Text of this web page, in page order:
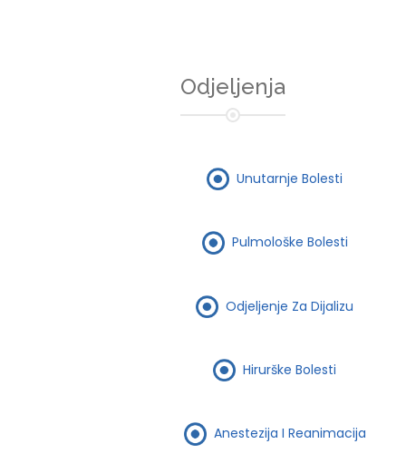
Odjeljenja
Unutarnje Bolesti
Pulmološke Bolesti
Odjeljenje Za Dijalizu
Hirurške Bolesti
Anestezija I Reanimacija